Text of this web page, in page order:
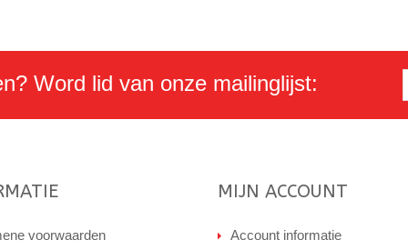
Word lid van onze mailinglijst:
voorwaarden
MIJN ACCOUNT
Account informatie